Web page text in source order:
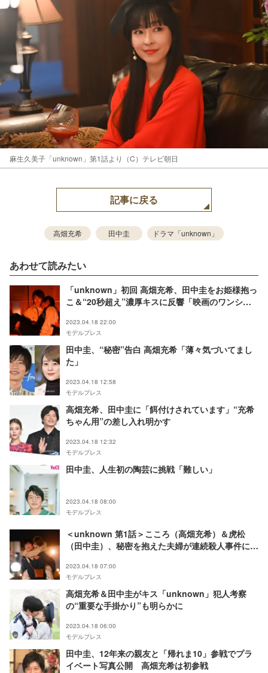
麻生久美子「unknown」第1話より（C）テレビ朝日
記事に戻る
高畑充希 田中圭 ドラマ「unknown」
あわせて読みたい
「unknown」初回 高畑充希、田中圭をお姫様抱っ
こ＆“20秒超え”濃厚キスに反響「映画のワンシー
2023.04.18 22:00
モデルプレス
田中圭、“秘密”告白 高畑充希「薄々気づいてまし
た」
2023.04.18 12:58
モデルプレス
高畑充希、田中圭に「餌付けされています」“充希
ちゃん用”の差し入れ明かす
2023.04.18 12:32
モデルプレス
田中圭、人生初の陶芸に挑戦「難しい」
2023.04.18 08:00
モデルプレス
＜unknown 第1話＞こころ（高畑充希）＆虎松
（田中圭）、秘密を抱えた夫婦が連続殺人事件に巻
2023.04.18 07:00
モデルプレス
高畑充希＆田中圭がキス「unknown」犯人考察
の“重要な手掛かり”も明らかに
2023.04.18 06:00
モデルプレス
田中圭、12年来の親友と「帰れま10」参戦でプラ
イベート写真公開 高畑充希は初参戦